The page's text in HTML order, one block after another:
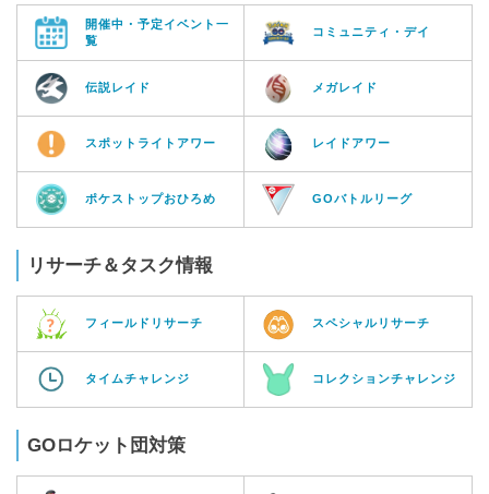
開催中・予定イベント一
覧
コミュニティ・デイ
伝説レイド メガレイド
スポットライトアワー レイドアワー
ポケストップおひろめ GOバトルリーグ
リサーチ＆タスク情報
フィールドリサーチ スペシャルリサーチ
タイムチャレンジ コレクションチャレンジ
GOロケット団対策